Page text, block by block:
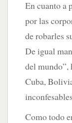
En cuanto a
por las
de robarles
De igual
del mundo”,
Cuba,
Como todo